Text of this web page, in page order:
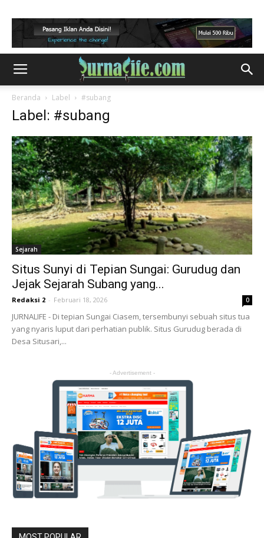
Beranda Label #subang
Label: #subang
Sejarah
Situs Sunyi di Tepian Sungai: Gurudug dan
Jejak Sejarah Subang yang...
Redaksi 2 - Februari 18, 2026 0
JURNALIFE - Di tepian Sungai Ciasem, tersembunyi sebuah situs tua
yang nyaris luput dari perhatian publik. Situs Gurudug berada di
Desa Situsari,...
- Advertisement -